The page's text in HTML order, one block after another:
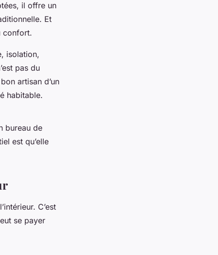
il offre un
Et
confort.
isolation,
pas du
artisan d’un
habitable.
bureau de
est qu’elle
C’est
se payer